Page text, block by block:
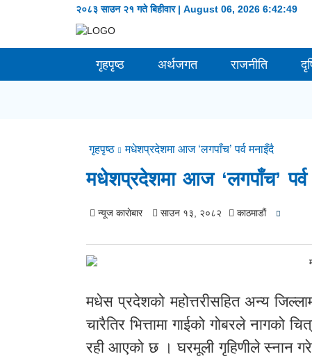
२०८३ साउन २१ गते बिहीवार | August 06, 20266:42:49
गृहपृष्ठ अर्थजगत राजनीति
गृहपृष्ठ मधेशप्रदेशमा आज ‘लगपाँच’ पर्व मनाइँदै
मधेशप्रदेशमा आज ‘लगपाँच’ पर्व
न्यूज काराेबार साउन १३, २०८२ काठमाडाैं
मधेस प्रदेशको महोत्तरीसहित अन्य
चारैतिर भित्तामा गाईको गोबरले नागको
रही आएको छ । घरमूली गृहिणीले स्नान